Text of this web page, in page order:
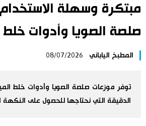
اليابان في فيديو
مانغا وأنيمي
مبتكرة وسهلة
صلصة الصويا وأدوات خلط
المطبخ الياباني 08/07/2026
توفر موزعات صلصة الصويا وأدوات خلط
الدقيقة التي نحتاجها للحصول على النكهة